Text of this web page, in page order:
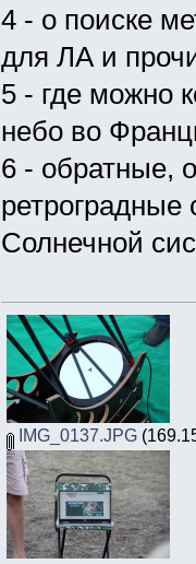
4 - о поиске
для ЛА и
5 - где можно
небо во
6 - обратные,
Солнечной
IMG_0137.JPG